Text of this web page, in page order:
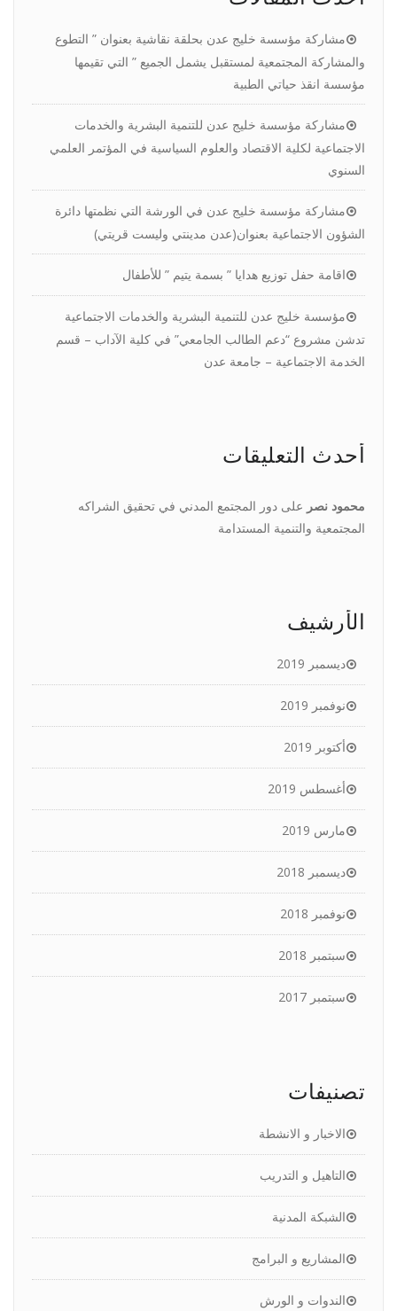
مشاركة مؤسسة خليج عدن بحلقة نقاشية بعنوان ” التطوع
والمشاركة المجتمعية لمستقبل يشمل الجميع ” التي تقيمها
مؤسسة انقذ حياتي الطبية
مشاركة مؤسسة خليج عدن للتنمية البشرية والخدمات
الاجتماعية لكلية الاقتصاد والعلوم السياسية في المؤتمر العلمي
السنوي
مشاركة مؤسسة خليج عدن في الورشة التي نظمتها دائرة
الشؤون الاجتماعية بعنوان(عدن مدينتي وليست قريتي)
اقامة حفل توزيع هدايا ” بسمة يتيم ” للأطفال
مؤسسة خليج عدن للتنمية البشرية والخدمات الاجتماعية
تدشن مشروع “دعم الطالب الجامعي” في كلية الآداب – قسم
الخدمة الاجتماعية – جامعة عدن
أحدث التعليقات
محمود نصر على دور المجتمع المدني في تحقيق الشراكه
المجتمعية والتنمية المستدامة
الأرشيف
ديسمبر 2019
نوفمبر 2019
أكتوبر 2019
أغسطس 2019
مارس 2019
ديسمبر 2018
نوفمبر 2018
سبتمبر 2018
سبتمبر 2017
تصنيفات
الاخبار و الانشطة
التاهيل و التدريب
الشبكة المدنية
المشاريع و البرامج
الندوات و الورش